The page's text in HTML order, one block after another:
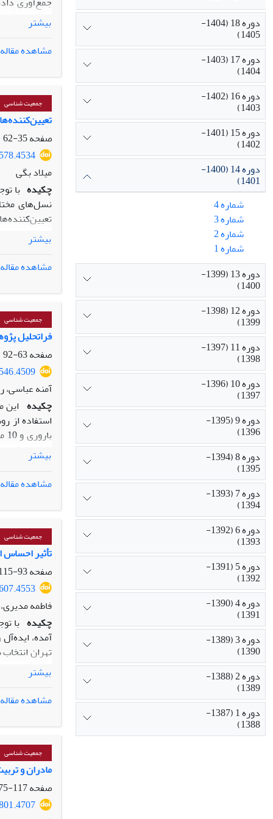
و کیفیت
سیستمی به
مدنظر
با این‌حال،
در این
آرمان‌گرایی
تأکید
گرفته است.
مقالات، و
فصلنامه،
شده­اند،
سبک‌های
همسرگزینی
توسعه‌ای،
متغیرهای
توسعه‌ای در
بیشتر
مشاهده مقاله
جمعیت شناسی
صفحه35-62
میلاد بگی
چکیده با
نسل‌های
سنین
دوره‌ها و
متغیر مهم
شده است تا
می‌رود در
بیشتر
مشاهده مقاله
جمعیت شناسی
فراتحلیل
صفحه63-92
آمنه عباسی،
چکیده این
نگرش‌های
موجود در
بیشتر
مشاهده مقاله
جمعیت شناسی
تأثیر احساس
صفحه93-115
فاطمه
چکیده با
درصد از
وجود داشته
مختلف
بیشتر
مشاهده مقاله
جمعیت شناسی
مادران و
صفحه117-175
دوره 18 (1404-
1405)
دوره 17 (1403-
1404)
دوره 16 (1402-
1403)
دوره 15 (1401-
1402)
دوره 14 (1400-
1401)
شماره 4
شماره 3
شماره 2
شماره 1
دوره 13 (1399-
1400)
دوره 12 (1398-
1399)
دوره 11 (1397-
1398)
دوره 10 (1396-
1397)
دوره 9 (1395-
1396)
دوره 8 (1394-
1395)
دوره 7 (1393-
1394)
دوره 6 (1392-
1393)
دوره 5 (1391-
1392)
دوره 4 (1390-
1391)
دوره 3 (1389-
1390)
دوره 2 (1388-
1389)
دوره 1 (1387-
1388)